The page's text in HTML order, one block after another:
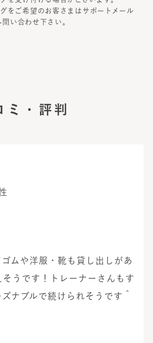
をご希望のお客さまはサポートメール
問い合わせ下さい。
ミ・評判
ムや洋服・靴も貸し出しがあ
うです！トレーナーさんもす
ナブルで続けられそうです＾